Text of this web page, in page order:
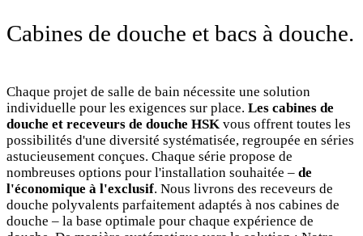
Cabines de douche et bacs à douche.
Chaque projet de salle de bain nécessite une solution
individuelle pour les exigences sur place. Les cabines de
douche et receveurs de douche HSK vous offrent toutes les
possibilités d'une diversité systématisée, regroupée en séries
astucieusement conçues. Chaque série propose de
nombreuses options pour l'installation souhaitée – de
l'économique à l'exclusif. Nous livrons des receveurs de
douche polyvalents parfaitement adaptés à nos cabines de
douche – la base optimale pour chaque expérience de